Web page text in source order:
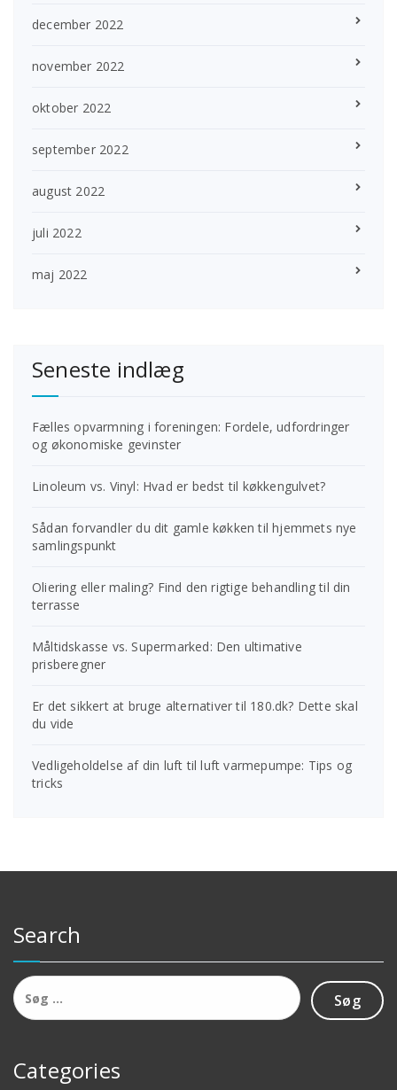
december 2022
november 2022
oktober 2022
september 2022
august 2022
juli 2022
maj 2022
Seneste indlæg
Fælles opvarmning i foreningen: Fordele, udfordringer
og økonomiske gevinster
Linoleum vs. Vinyl: Hvad er bedst til køkkengulvet?
Sådan forvandler du dit gamle køkken til hjemmets nye
samlingspunkt
Oliering eller maling? Find den rigtige behandling til din
terrasse
Måltidskasse vs. Supermarked: Den ultimative
prisberegner
Er det sikkert at bruge alternativer til 180.dk? Dette skal
du vide
Vedligeholdelse af din luft til luft varmepumpe: Tips og
tricks
Search
Søg
efter:
Categories